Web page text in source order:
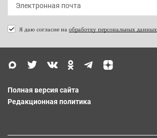
Я даю согласие на обработку персональных данных
Полная версия сайта
Редакционная политика